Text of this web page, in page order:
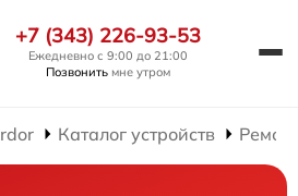
+7 (343) 226-93-53
Ежедневно с 9:00 до 21:00
Позвонить мне утром
Каталог устройств